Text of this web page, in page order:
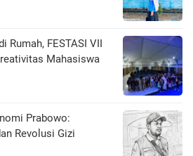
Rumah, FESTASI VII
Mahasiswa
Prabowo:
Revolusi Gizi